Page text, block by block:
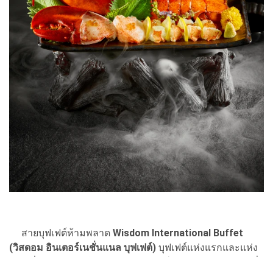
สายบุฟเฟต์ห้ามพลาด Wisdom International Buffet
(วิสดอม อินเตอร์เนชั่นแนล บุฟเฟต์) บุฟเฟต์แห่งแรกและแห่ง